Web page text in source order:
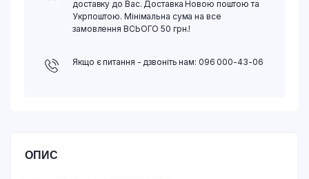
доставку до Вас. Доставка Новою поштою та
Укрпоштою. Мінімальна сума на все
замовлення ВСЬОГО 50 грн.!
Якщо є питання - дзвоніть нам: 096 000-43-06
ОПИС